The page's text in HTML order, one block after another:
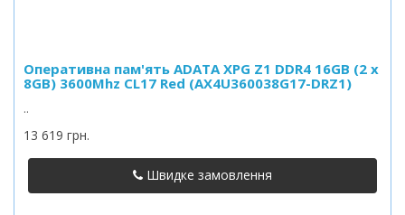
Оперативна пам'ять ADATA XPG Z1 DDR4 16GB (2 x
8GB) 3600Mhz CL17 Red (AX4U360038G17-DRZ1)
..
13 619 грн.
Швидке замовлення